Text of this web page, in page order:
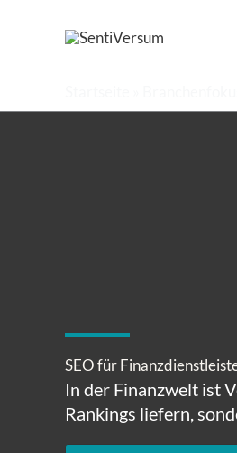
SEO für
In der Finanzwelt ist
Rankings liefern,